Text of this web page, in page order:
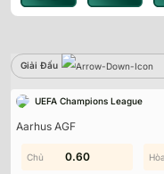
Giải Đấu
UEFA Champions League
Aarhus AGF
0.80
0.60
Sbobet
Không có dữ